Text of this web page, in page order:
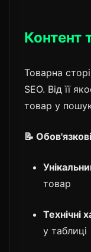
Контент
Товарна
SEO. Від її
товар у
📝
товар
Технічні
у таблиці